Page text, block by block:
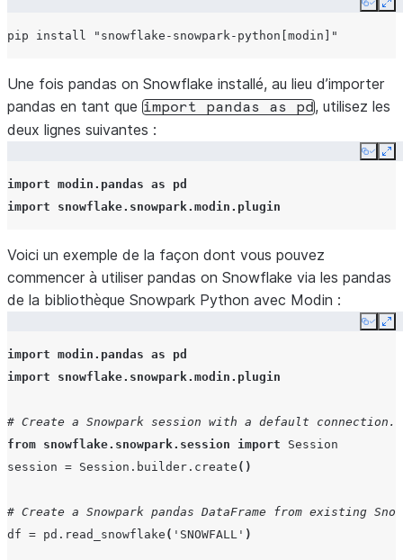
Copy
pip install "snowflake-snowpark-python[modin]"
Une fois pandas on Snowflake installé, au lieu d’importer
pandas en tant que import pandas as pd, utilisez les
deux lignes suivantes :
Copy
import modin.pandas as
pd
import
snowflake.snowpark.modin.plugin
Voici un exemple de la façon dont vous pouvez
commencer à utiliser pandas on Snowflake via les pandas
de la bibliothèque Snowpark Python avec Modin :
Copy
import modin.pandas as
pd
import
snowflake.snowpark.modin.plugin
# Create a Snowpark session with a default connection.
from snowflake.snowpark.session import
Session
session = Session . builder . create ()
# Create a Snowpark pandas DataFrame from existing
df = pd . read_snowflake ( 'SNOWFALL' )